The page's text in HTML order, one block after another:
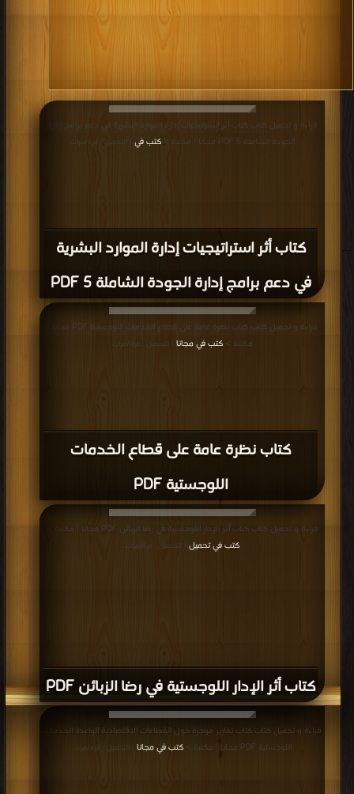
كتاب أثر استراتيجيات إدارة الموارد البشرية
في دعم برامج إدارة الجودة الشاملة 5 PDF
قراءة و تحميل كتاب كتاب أثر استراتيجيات إدارة الموارد البشرية في دعم برامج إدارة
الجودة الشاملة 5 PDF مجانا | مكتبة >
كتب في | التحميل : مرة/مرات
كتاب نظرة عامة على قطاع الخدمات
اللوجستية PDF
قراءة و تحميل كتاب كتاب نظرة عامة على قطاع الخدمات اللوجستية PDF مجانا |
مكتبة >كتب في مجانا | التحميل : مرة/مرات
كتاب أثر الإدار اللوجستية في رضا الزبائن PDF
قراءة و تحميل كتاب كتاب أثر الإدار اللوجستية في رضا الزبائن PDF مجانا | مكتبة >
كتب في تحميل
| التحميل : مرة/مرات
قراءة و تحميل كتاب كتاب تقارير موجزة حول القطاعات الاقتصادية الواعدة الخدمات
اللوجستية PDF مجانا | مكتبة >
كتب في مجانا | التحميل : مرة/مرات